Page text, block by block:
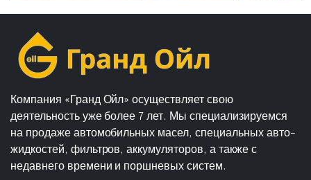
Компания «Гранд Ойл» осуществляет свою
деятельность уже более 7 лет. Мы специализируемся
на продаже автомобильных масел, специальных авто-
жидкостей, фильтров, аккумуляторов, а также с
недавнего времени и поршневых систем.